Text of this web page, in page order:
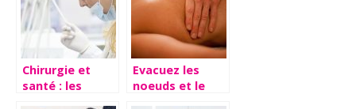
Chirurgie et
santé : les
Evacuez les
noeuds et le